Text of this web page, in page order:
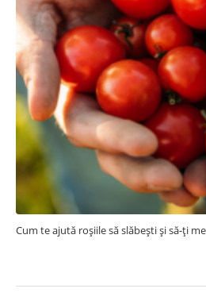
Cum te ajută roșiile să slăbești și să-ți